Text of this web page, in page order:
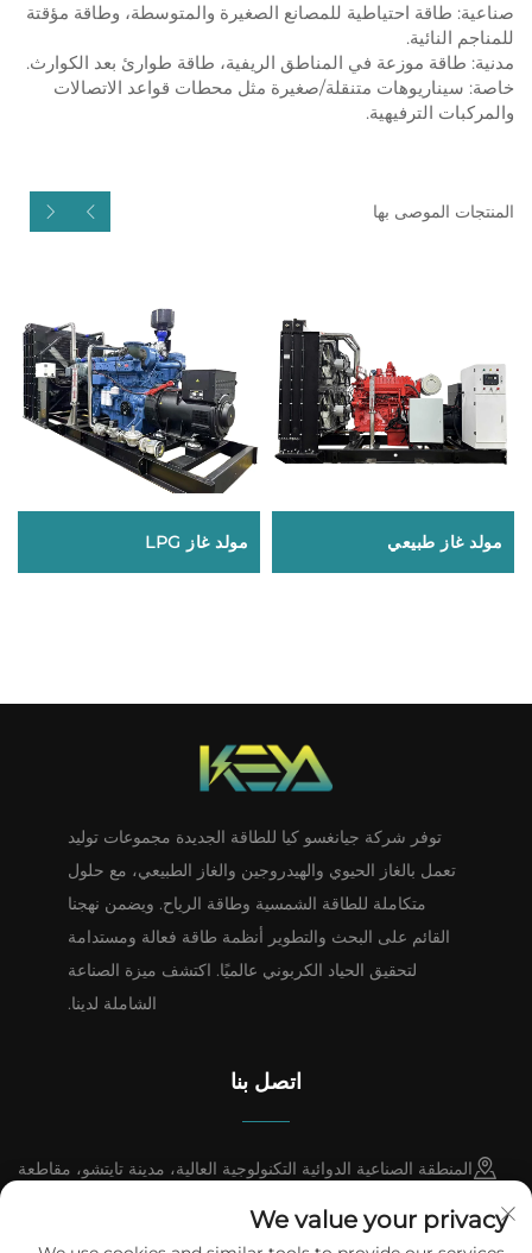
صناعية: طاقة احتياطية للمصانع الصغيرة والمتوسطة، وطاقة مؤقتة
للمناجم النائية.
مدنية: طاقة موزعة في المناطق الريفية، طاقة طوارئ بعد الكوارث.
خاصة: سيناريوهات متنقلة/صغيرة مثل محطات قواعد الاتصالات
والمركبات الترفيهية.
المنتجات الموصى بها
مولد غاز طبيعي مولد غاز LPG
توفر شركة جيانغسو كيا للطاقة الجديدة مجموعات توليد
تعمل بالغاز الحيوي والهيدروجين والغاز الطبيعي، مع حلول
متكاملة للطاقة الشمسية وطاقة الرياح. ويضمن نهجنا
القائم على البحث والتطوير أنظمة طاقة فعالة ومستدامة
لتحقيق الحياد الكربوني عالميًا. اكتشف ميزة الصناعة
الشاملة لدينا.
اتصل بنا
المنطقة الصناعية الدوائية التكنولوجية العالية، مدينة تايتشو، مقاطعة
الشمالي، الرقم G3120
We value your privacy